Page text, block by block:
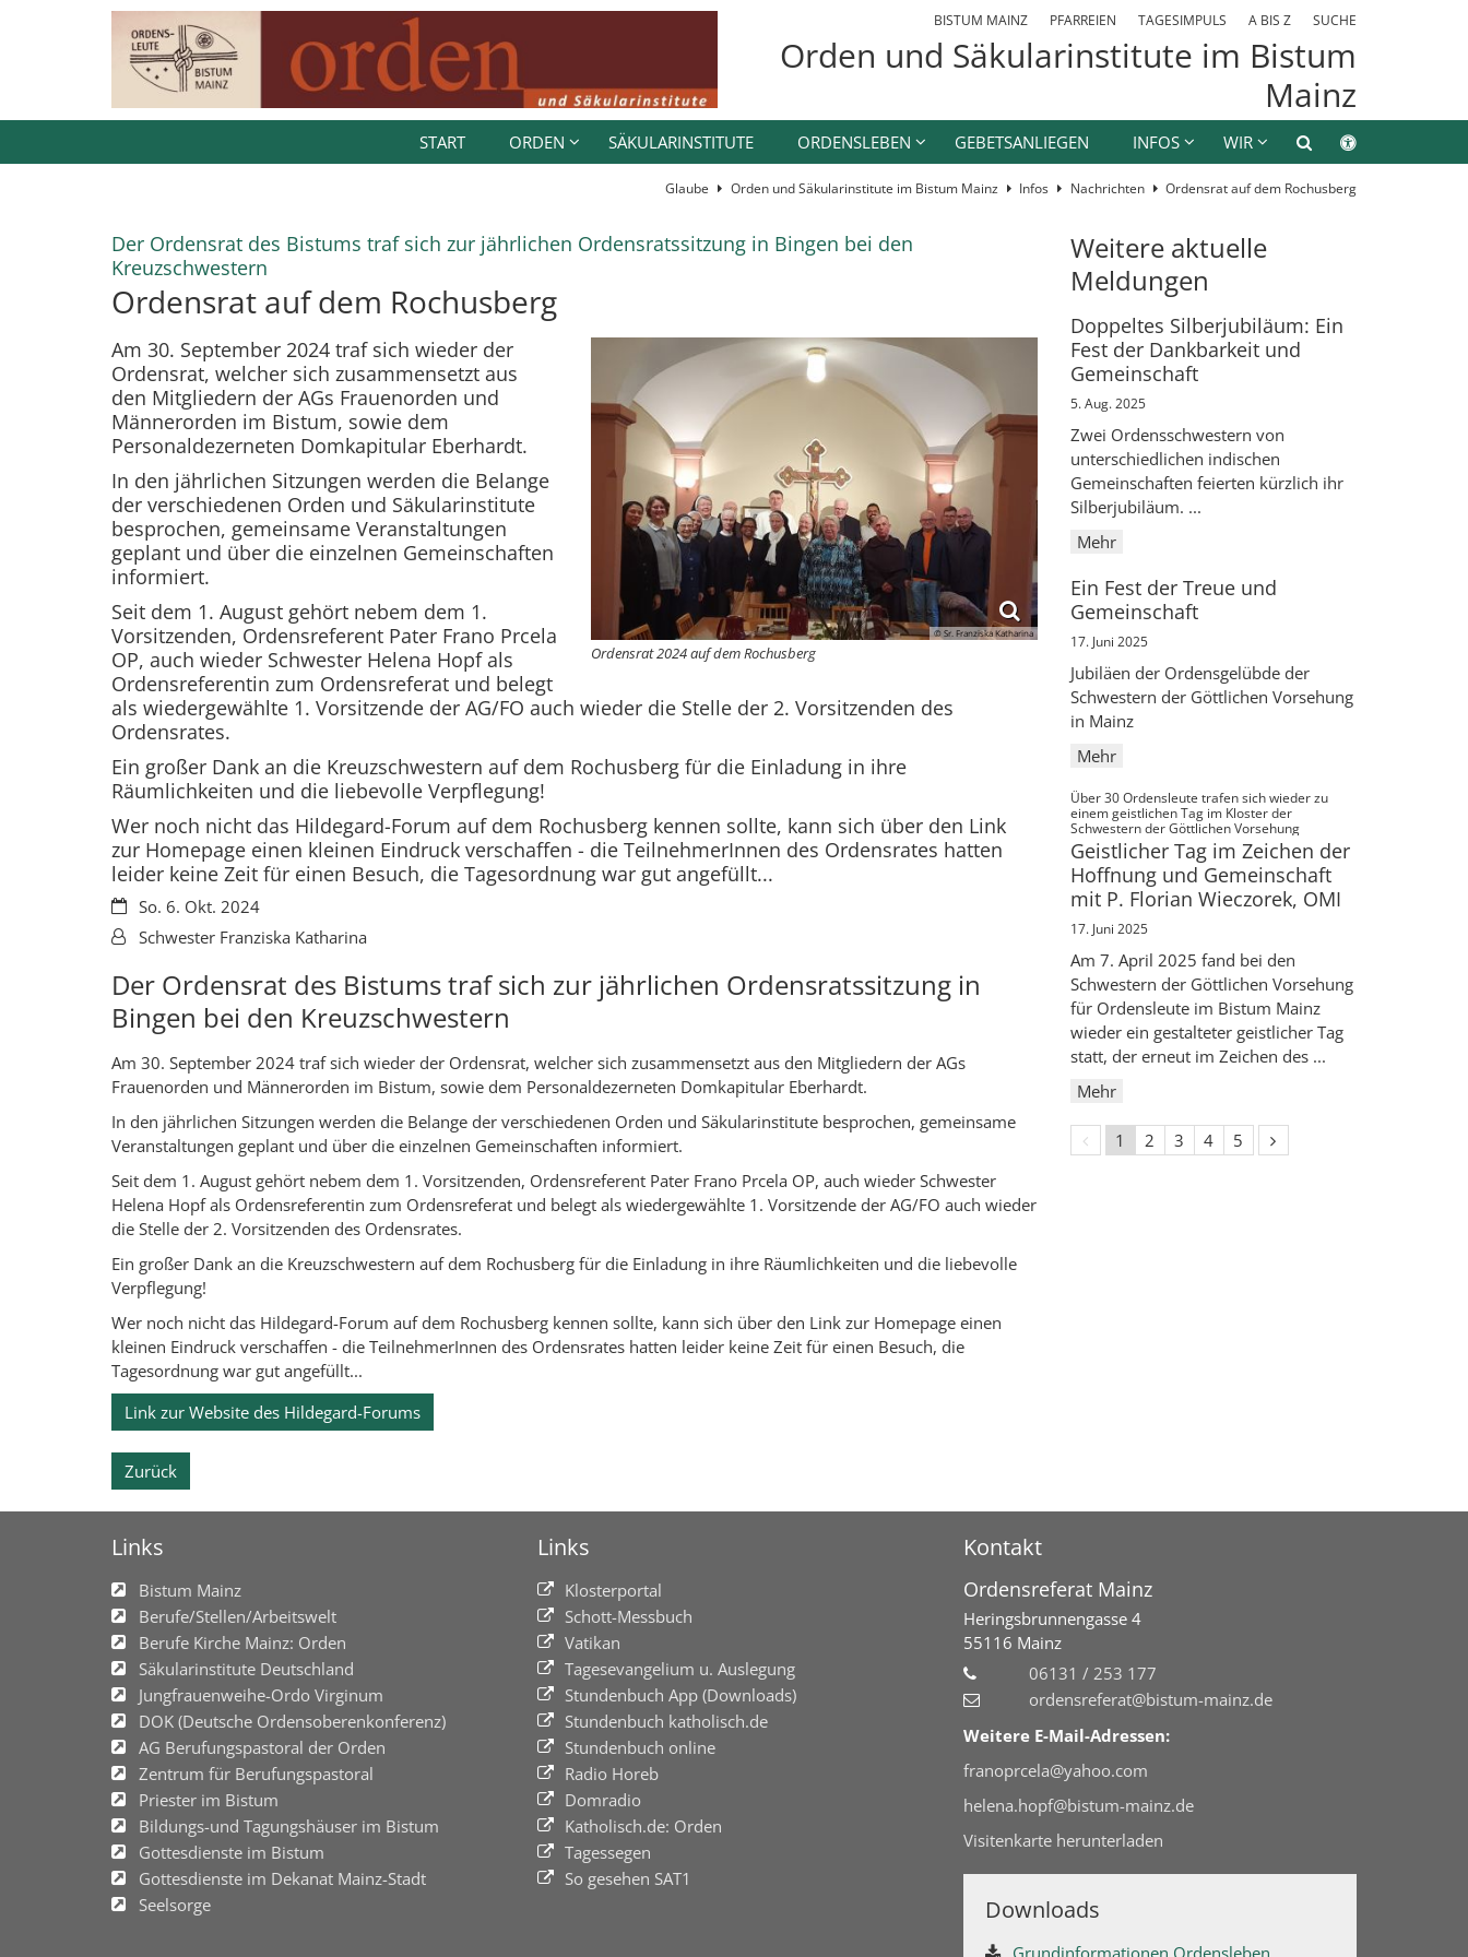
Zum Inhalt springen BISTUM MAINZ PFARREIEN TAGESIMPULS A BIS Z SUCHE
Orden und Säkularinstitute im Bistum
Mainz
START ORDEN SÄKULARINSTITUTE ORDENSLEBEN GEBETSANLIEGEN INFOS WIR
Glaube Orden und Säkularinstitute im Bistum Mainz Infos Nachrichten Ordensrat auf dem Rochusberg
Der Ordensrat des Bistums traf sich zur jährlichen Ordensratssitzung in Bingen bei den
Kreuzschwestern
Ordensrat auf dem Rochusberg
© Sr. Franziska Katharina
Ordensrat 2024 auf dem Rochusberg
Am 30. September 2024 traf sich wieder der
Ordensrat, welcher sich zusammensetzt aus
den Mitgliedern der AGs Frauenorden und
Männerorden im Bistum, sowie dem
Personaldezerneten Domkapitular Eberhardt.
In den jährlichen Sitzungen werden die Belange
der verschiedenen Orden und Säkularinstitute
besprochen, gemeinsame Veranstaltungen
geplant und über die einzelnen Gemeinschaften
informiert.
Seit dem 1. August gehört nebem dem 1.
Vorsitzenden, Ordensreferent Pater Frano Prcela
OP, auch wieder Schwester Helena Hopf als
Ordensreferentin zum Ordensreferat und belegt
als wiedergewählte 1. Vorsitzende der AG/FO auch wieder die Stelle der 2. Vorsitzenden des
Ordensrates.
Ein großer Dank an die Kreuzschwestern auf dem Rochusberg für die Einladung in ihre
Räumlichkeiten und die liebevolle Verpflegung!
Wer noch nicht das Hildegard-Forum auf dem Rochusberg kennen sollte, kann sich über den Link
zur Homepage einen kleinen Eindruck verschaffen - die TeilnehmerInnen des Ordensrates hatten
leider keine Zeit für einen Besuch, die Tagesordnung war gut angefüllt...
Datum:So. 6. Okt. 2024
Von:Schwester Franziska Katharina
Der Ordensrat des Bistums traf sich zur jährlichen Ordensratssitzung in
Bingen bei den Kreuzschwestern
Am 30. September 2024 traf sich wieder der Ordensrat, welcher sich zusammensetzt aus den Mitgliedern der AGs
Frauenorden und Männerorden im Bistum, sowie dem Personaldezerneten Domkapitular Eberhardt.
In den jährlichen Sitzungen werden die Belange der verschiedenen Orden und Säkularinstitute besprochen, gemeinsame
Veranstaltungen geplant und über die einzelnen Gemeinschaften informiert.
Seit dem 1. August gehört nebem dem 1. Vorsitzenden, Ordensreferent Pater Frano Prcela OP, auch wieder Schwester
Helena Hopf als Ordensreferentin zum Ordensreferat und belegt als wiedergewählte 1. Vorsitzende der AG/FO auch wieder
die Stelle der 2. Vorsitzenden des Ordensrates.
Ein großer Dank an die Kreuzschwestern auf dem Rochusberg für die Einladung in ihre Räumlichkeiten und die liebevolle
Verpflegung!
Wer noch nicht das Hildegard-Forum auf dem Rochusberg kennen sollte, kann sich über den Link zur Homepage einen
kleinen Eindruck verschaffen - die TeilnehmerInnen des Ordensrates hatten leider keine Zeit für einen Besuch, die
Tagesordnung war gut angefüllt...
Link zur Website des Hildegard-Forums
Zurück
Weitere aktuelle
Meldungen
Doppeltes Silberjubiläum: Ein
Fest der Dankbarkeit und
Gemeinschaft
5. Aug. 2025
Zwei Ordensschwestern von
unterschiedlichen indischen
Gemeinschaften feierten kürzlich ihr
Silberjubiläum. ...
Mehr
Ein Fest der Treue und
Gemeinschaft
17. Juni 2025
Jubiläen der Ordensgelübde der
Schwestern der Göttlichen Vorsehung
in Mainz
Mehr
Über 30 Ordensleute trafen sich wieder zu
einem geistlichen Tag im Kloster der
Schwestern der Göttlichen Vorsehung:
Geistlicher Tag im Zeichen der
Hoffnung und Gemeinschaft
mit P. Florian Wieczorek, OMI
17. Juni 2025
Am 7. April 2025 fand bei den
Schwestern der Göttlichen Vorsehung
für Ordensleute im Bistum Mainz
wieder ein gestalteter geistlicher Tag
statt, der erneut im Zeichen des ...
Mehr
Vorherige Seite
1 2 3 4 5 Nächste Seite
Links
Bistum Mainz
Berufe/Stellen/Arbeitswelt
Berufe Kirche Mainz: Orden
Säkularinstitute Deutschland
Jungfrauenweihe-Ordo Virginum
DOK (Deutsche Ordensoberenkonferenz)
AG Berufungspastoral der Orden
Zentrum für Berufungspastoral
Priester im Bistum
Bildungs-und Tagungshäuser im Bistum
Gottesdienste im Bistum
Gottesdienste im Dekanat Mainz-Stadt
Seelsorge
Links
Klosterportal
Schott-Messbuch
Vatikan
Tagesevangelium u. Auslegung
Stundenbuch App (Downloads)
Stundenbuch katholisch.de
Stundenbuch online
Radio Horeb
Domradio
Katholisch.de: Orden
Tagessegen
So gesehen SAT1
Kontakt
Ordensreferat Mainz
Heringsbrunnengasse 4
55116 Mainz
06131 / 253 177
ordensreferat@bistum-mainz.de
Weitere E-Mail-Adressen:
franoprcela@yahoo.com
helena.hopf@bistum-mainz.de
Visitenkarte herunterladen
Downloads
Grundinformationen Ordensleben